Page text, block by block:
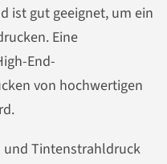
ist gut geeignet, um ein
Eine
End-
von hochwertigen
und Tintenstrahldruck